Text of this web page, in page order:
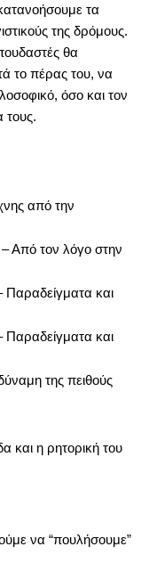
τα
της δρόμους.
θα
το πέρας του, να
όσο και τον
τους.
από την
Από τον λόγο στην
Παραδείγματα και
Παραδείγματα και
της πειθούς
και η ρητορική του
να “πουλήσουμε”